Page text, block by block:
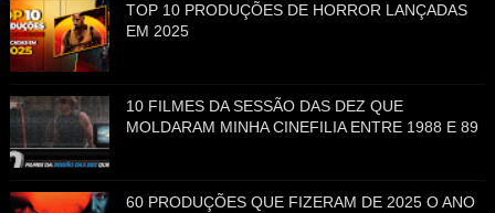
TOP 10 PRODUÇÕES DE HORROR LANÇADAS
EM 2025
10 FILMES DA SESSÃO DAS DEZ QUE
MOLDARAM MINHA CINEFILIA ENTRE 1988 E 89
60 PRODUÇÕES QUE FIZERAM DE 2025 O ANO